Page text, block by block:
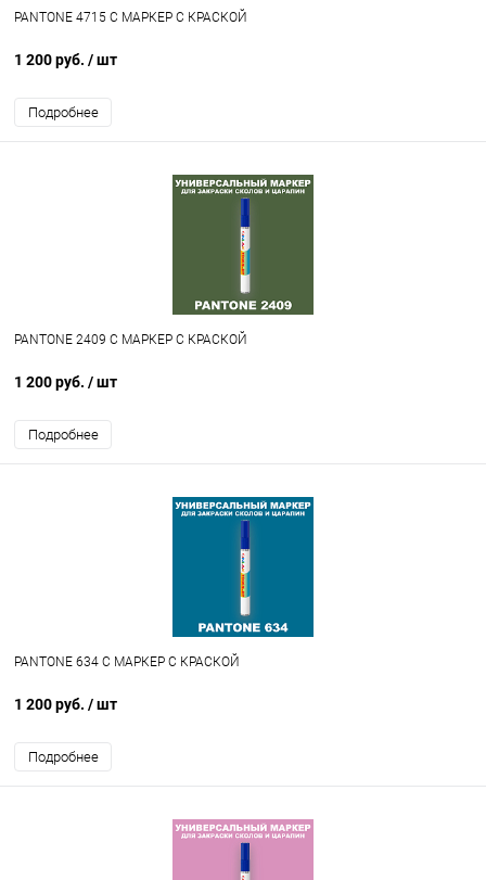
PANTONE 4715 C МАРКЕР С КРАСКОЙ
1 200 руб. / шт
Подробнее
PANTONE 2409 C МАРКЕР С КРАСКОЙ
1 200 руб. / шт
Подробнее
PANTONE 634 C МАРКЕР С КРАСКОЙ
1 200 руб. / шт
Подробнее